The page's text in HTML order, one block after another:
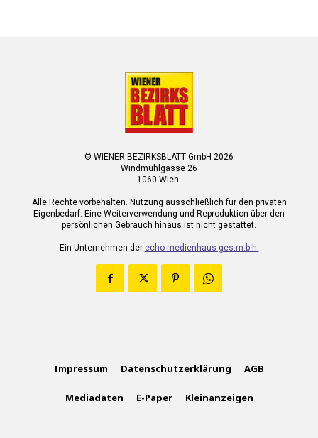
© WIENER BEZIRKSBLATT GmbH 2026
Windmühlgasse 26
1060 Wien.
Alle Rechte vorbehalten. Nutzung ausschließlich für den privaten
Eigenbedarf. Eine Weiterverwendung und Reproduktion über den
persönlichen Gebrauch hinaus ist nicht gestattet.
Ein Unternehmen der echo medienhaus ges.m.b.h.
Impressum Datenschutzerklärung AGB
Mediadaten E-Paper Kleinanzeigen